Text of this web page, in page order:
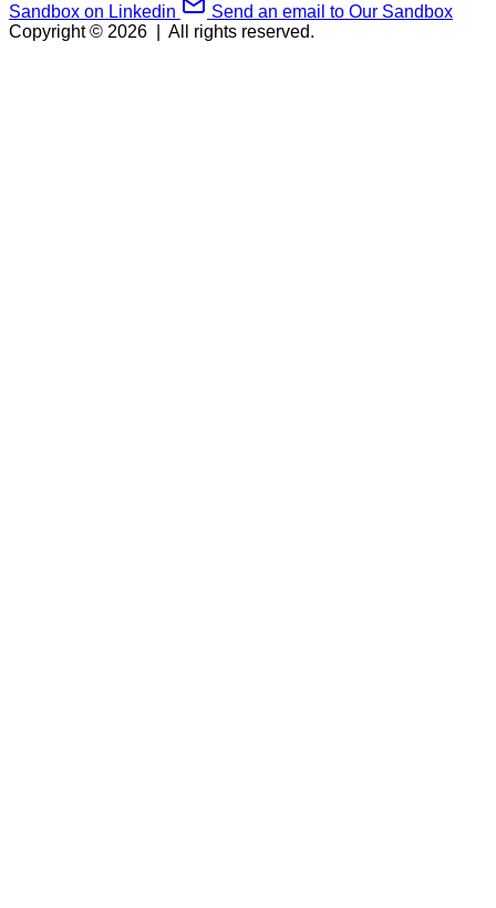
Sandbox on Linkedin
Send an email to Our Sandbox
Copyright © 2026
All rights reserved.